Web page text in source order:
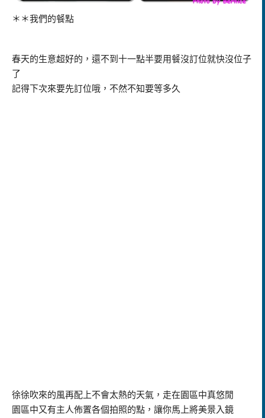
＊＊我們的餐點
春天的生意超好的，還不到十一點半要用餐沒訂位就快沒位子
了
記得下次來要先訂位哦，不然不知要等多久
徐徐吹來的風再配上不會太熱的天氣，走在園區中真悠閒
園區中又有主人佈置各個拍照的點，讓你馬上將美景入鏡